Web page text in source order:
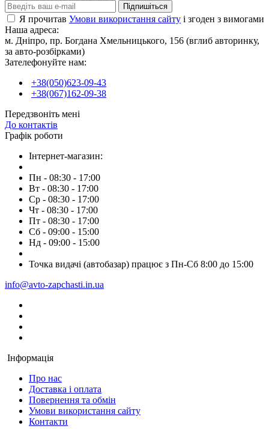
Підпишіться
Я прочитав Умови використання сайту і згоден з вимогами
Наша адреса:
м. Дніпро, пр. Богдана Хмельницького, 156 (вглиб авторинку,
за авто-розбірками)
Зателефонуйте нам:
+38(050)623-09-43
+38(067)162-09-38
Передзвоніть мені
До контактів
Графік роботи
Інтернет-магазин:
Пн - 08:30 - 17:00
Вт - 08:30 - 17:00
Ср - 08:30 - 17:00
Чт - 08:30 - 17:00
Пт - 08:30 - 17:00
Сб - 09:00 - 15:00
Нд - 09:00 - 15:00
Точка видачі (автобазар) працює з Пн-Сб 8:00 до 15:00
info@avto-zapchasti.in.ua
Інформація
Про нас
Доставка і оплата
Повернення та обмін
Умови використання сайту
Контакти